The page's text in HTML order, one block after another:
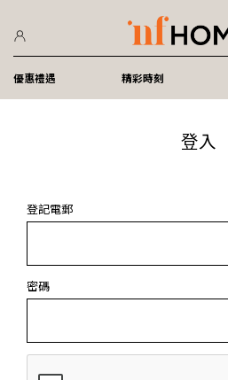
優惠禮遇 精彩時刻
登入
登記電郵
密碼